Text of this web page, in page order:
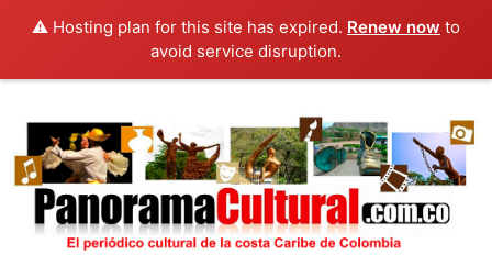
⚠️ Hosting plan for this site has expired. Renew now to
avoid service disruption.